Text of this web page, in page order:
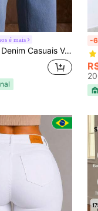
é mais
de Uso Diário com Cintura com Cordão e Bolsos para Mulheres
-